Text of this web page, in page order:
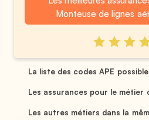
Monteuse de lignes
La liste des codes APE
Les assurances pour le métier
Les autres métiers dans la